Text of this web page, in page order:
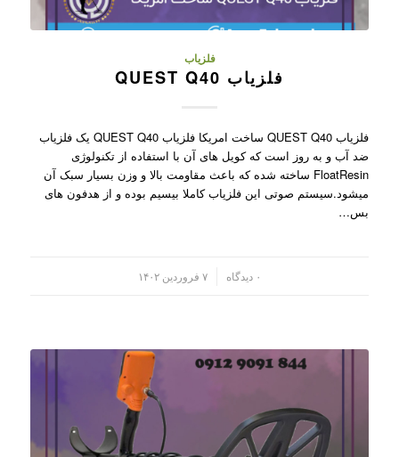
فلزیاب
فلزیاب QUEST Q40
فلزیاب QUEST Q40 ساخت امریکا فلزیاب QUEST Q40 یک فلزیاب
ضد آب و به روز است که کویل های آن با استفاده از تکنولوژی
FloatResin ساخته شده که باعث مقاومت بالا و وزن بسیار سبک آن
میشود.سیستم صوتی این فلزیاب کاملا بیسیم بوده و از هدفون های
بس…
۰ دیدگاه ۷ فروردین ۱۴۰۲